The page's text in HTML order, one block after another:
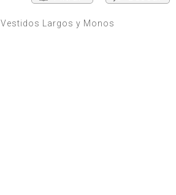
Vestidos Largos y Monos